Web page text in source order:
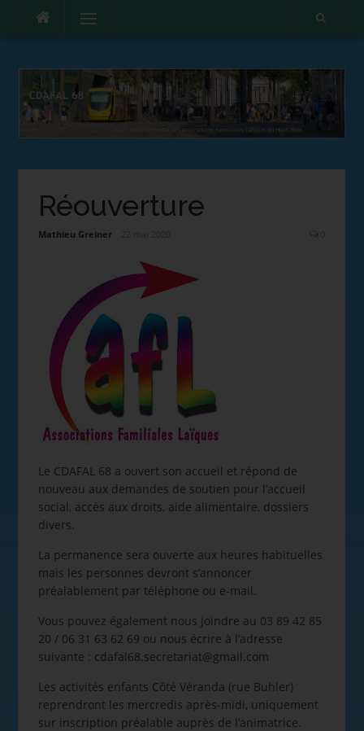
Menu
Réouverture
Mathieu Greiner
Le CDAFAL 68 a ouvert son accueil et répond de
nouveau aux demandes de soutien pour l’accueil
social, accès aux droits, aide alimentaire, dossiers
divers.
La permanence sera ouverte aux heures habituelles
mais les personnes devront s’annoncer
préalablement par téléphone ou e-mail.
Vous pouvez également nous joindre au 03 89 42 85
20 / 06 31 63 62 69 ou nous écrire à l’adresse
suivante : cdafal68.secretariat@gmail.com
Les activités enfants Côté Véranda (rue Buhler)
reprendront les mercredis après-midi, uniquement
sur inscription préalable auprès de l’animatrice.